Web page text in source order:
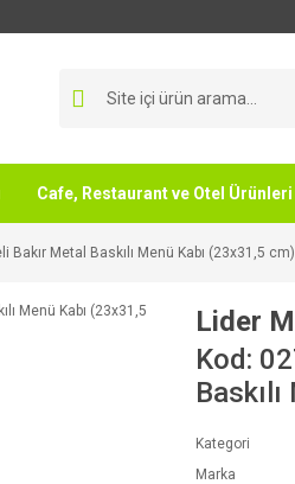
Cafe, Restaurant ve Otel Ürünleri
Bakır Metal Baskılı Menü Kabı (23x31,5 cm)
Lider
Kod:
Kategori
Marka